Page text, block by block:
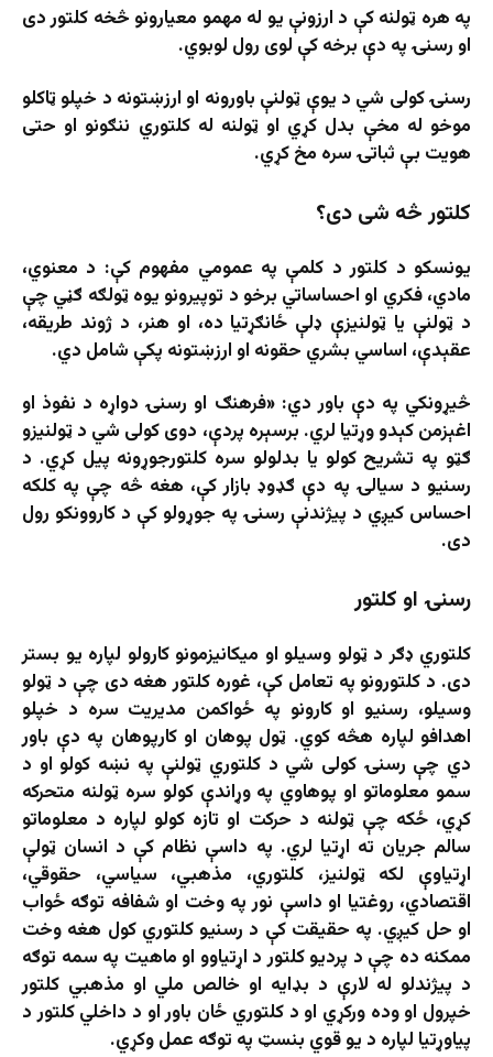
په هره ټولنه کې د ارزونې یو له مهمو معیارونو څخه کلتور دی
او رسنۍ په دې برخه کې لوی رول لوبوي.
رسنۍ کولی شي د یوې ټولنې باورونه او ارزښتونه د خپلو ټاکلو
موخو له مخې بدل کړي او ټولنه له کلتوري ننګونو او حتی
هویت بې ثباتۍ سره مخ کړي.
کلتور څه شی دی؟
یونسکو د کلتور د کلمې په عمومي مفهوم کې: د معنوي،
مادي، فکري او احساساتي برخو د توپیرونو یوه ټولګه ګڼي چې
د ټولنې یا ټولنیزې ډلې ځانګړتیا ده، او هنر، د ژوند طریقه،
عقېدې، اساسي بشري حقونه او ارزښتونه پکې شامل دي.
څیړونکي په دې باور دي: «فرهنګ او رسنۍ دواړه د نفوذ او
اغېزمن کېدو وړتیا لري. برسېره پردې، دوی کولی شي د ټولنیزو
ګټو په تشریح کولو یا بدلولو سره کلتورجوړونه پیل کړي. د
رسنیو د سیالۍ په دې ګډوډ بازار کې، هغه څه چې په کلکه
احساس کیږي د پیژندنې رسنۍ په جوړولو کې د کاروونکو رول
دی.
رسنۍ او کلتور
کلتوري ډګر د ټولو وسیلو او میکانیزمونو کارولو لپاره یو بستر
دی. د کلتورونو په تعامل کې، غوره کلتور هغه دی چې د ټولو
وسیلو، رسنیو او کارونو په ځواکمن مدیریت سره د خپلو
اهدافو لپاره هڅه کوي. ټول پوهان او کارپوهان په دې باور
دي چې رسنۍ کولی شي د کلتوري ټولنې په نښه کولو او د
سمو معلوماتو او پوهاوي په وړاندې کولو سره ټولنه متحرکه
کړي، ځکه چې ټولنه د حرکت او تازه کولو لپاره د معلوماتو
سالم جریان ته اړتیا لري. په داسې نظام کې د انسان ټولې
اړتیاوې لکه ټولنیز، کلتوري، مذهبي، سیاسي، حقوقي،
اقتصادي، روغتیا او داسې نور په وخت او شفافه توګه ځواب
او حل کیږي. په حقیقت کې د رسنیو کلتوري کول هغه وخت
ممکنه ده چې د پردیو کلتور د اړتیاوو او ماهیت په سمه توګه
د پیژندلو له لارې د بډایه او خالص ملي او مذهبي کلتور
خپرول او وده ورکړي او د کلتوري ځان باور او د داخلي کلتور د
پیاوړتیا لپاره د یو قوي بنسټ په توګه عمل وکړي.